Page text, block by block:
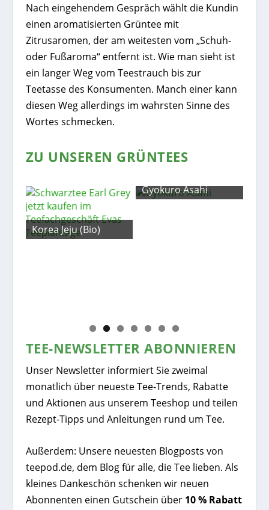
Nach eingehendem Gespräch wählt die Kundin
einen aromatisierten Grüntee mit
Zitrusaromen, der am weitesten vom „Schuh-
oder Fußaroma“ entfernt ist. Wie man sieht ist
ein langer Weg vom Teestrauch bis zur
Teetasse des Konsumenten. Manch einer kann
diesen Weg allerdings im wahrsten Sinne des
Wortes schmecken.
ZU UNSEREN GRÜNTEES
Korea Jeju (Bio)
Gyokuro Asahi
TEE-NEWSLETTER ABONNIEREN
Unser Newsletter informiert Sie zweimal
monatlich über neueste Tee-Trends, Rabatte
und Aktionen aus unserem Teeshop und teilen
Rezept-Tipps und Anleitungen rund um Tee.
Außerdem: Unsere neuesten Blogposts von
teepod.de, dem Blog für alle, die Tee lieben. Als
kleines Dankeschön schenken wir neuen
Abonnenten einen Gutschein über 10 % Rabatt